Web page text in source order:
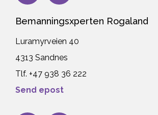
Bemanningsxperten Rogaland
Luramyrveien 40
4313 Sandnes
Tlf. +47 938 36 222
Send epost